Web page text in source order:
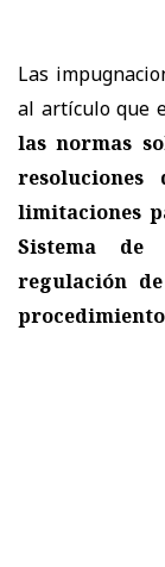
Las
al artículo que
las normas
limitaciones
Sistema de
regulación